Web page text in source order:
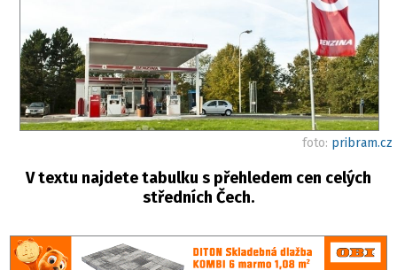
foto: pribram.cz
V textu najdete tabulku s přehledem cen celých
středních Čech.